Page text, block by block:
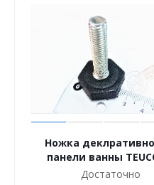
Ножка
панели ванны
Достаточно